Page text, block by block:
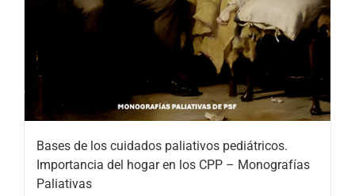
Bases de los cuidados paliativos pediátricos.
Importancia del hogar en los CPP – Monografías
Paliativas